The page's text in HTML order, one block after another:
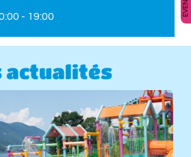
EVENT
- 19:00
actualités